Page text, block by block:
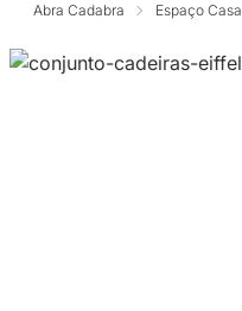
Abra Cadabra Espaço Casa